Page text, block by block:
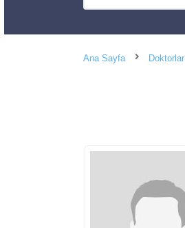
Ana Sayfa Doktorlar